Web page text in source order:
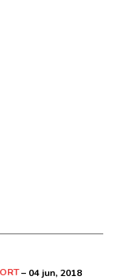
– 04 jun, 2018